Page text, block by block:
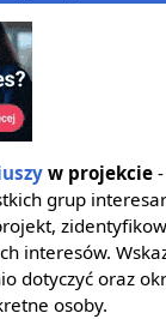
w projekcie-
grup
interesów.
dotyczyć oraz
osoby.